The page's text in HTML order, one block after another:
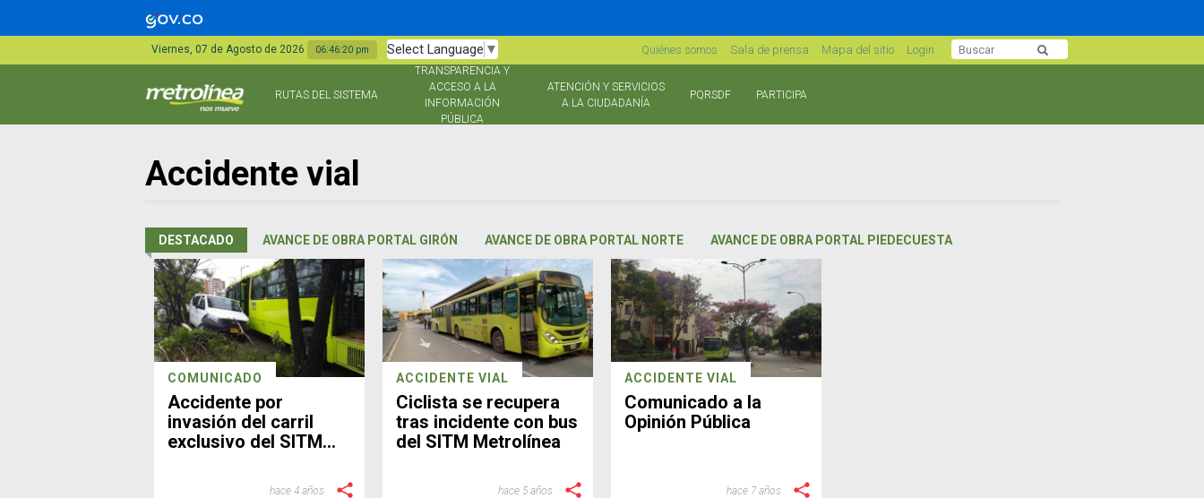
Viernes, 07 de Agosto de 2026 06:46:20 pm Select Language ▼ Quiénes somos Sala de prensa Mapa del sitio Login
RUTAS DEL SISTEMA
TRANSPARENCIA Y
ACCESO A LA
INFORMACIÓN
PÚBLICA
ATENCIÓN Y SERVICIOS
A LA CIUDADANÍA
PQRSDF PARTICIPA
Accidente vial
DESTACADO AVANCE DE OBRA PORTAL GIRÓN AVANCE DE OBRA PORTAL NORTE AVANCE DE OBRA PORTAL PIEDECUESTA
COMUNICADO
Accidente por
invasión del carril
exclusivo del SITM
hace 4 años
ACCIDENTE VIAL
Ciclista se recupera
tras incidente con bus
del SITM Metrolínea
hace 5 años
ACCIDENTE VIAL
Comunicado a la
Opinión Pública
hace 7 años